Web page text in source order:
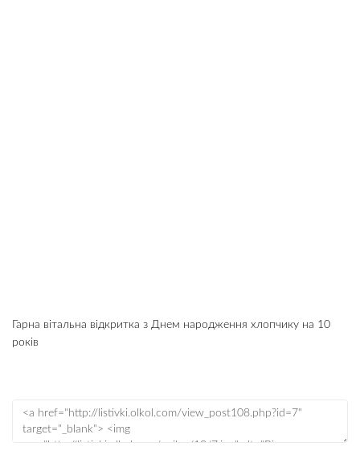
Гарна вітальна відкритка з Днем народження хлопчику на 10
років